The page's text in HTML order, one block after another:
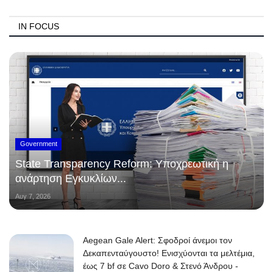
IN FOCUS
Government
State Transparency Reform: Υποχρεωτική η
ανάρτηση Εγκυκλίων...
Αυγ 7, 2026
Aegean Gale Alert: Σφοδροί άνεμοι τον
Δεκαπενταύγουστο! Ενισχύονται τα μελτέμια,
έως 7 bf σε Cavo Doro & Στενό Άνδρου -